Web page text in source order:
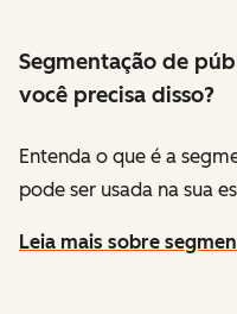
Segmentação de
você precisa disso?
Entenda o que é a
pode ser usada na sua
Leia mais sobre